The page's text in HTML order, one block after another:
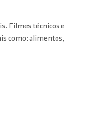
Filmes técnicos e
como: alimentos,